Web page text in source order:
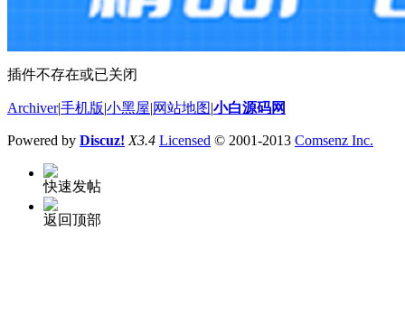
插件不存在或已关闭
Archiver|手机版 小黑屋 网站地图 小白源码网
Powered by Discuz! X3.4 Licensed © 2001-2013 Comsenz Inc.
快速发帖
返回顶部